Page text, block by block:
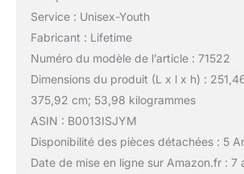
Service : Unisex-Youth
Fabricant : Lifetime
Numéro du modèle de l’article : 71522
Dimensions du produit (L x l x h) :
375,92 cm; 53,98 kilogrammes
ASIN : B0013ISJYM
Disponibilité des pièces détachées : 5
Date de mise en ligne sur Amazon.fr : 7